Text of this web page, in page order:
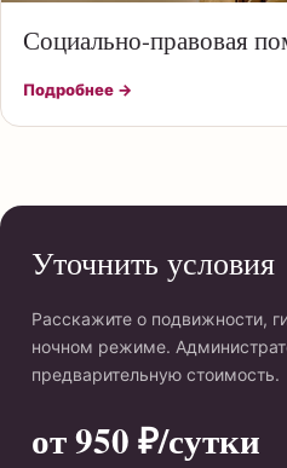
Социально-правовая
Подробнее →
Уточнить условия
Расскажите о подвижности,
ночном режиме.
предварительную стоимость.
от 950 ₽/сутки